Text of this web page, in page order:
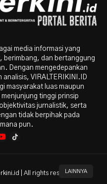
LAINNYA
media informasi yang
berimbang, dan bertanggung
Dengan mengedepankan
VIRALTERIKINI.ID
masyarakat luas maupun
tinggi prinsip
jurnalistik, serta
tidak berpihak pada
pun.
| All rights reserved.